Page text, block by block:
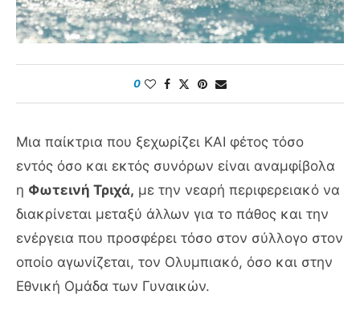
0
Μια παίκτρια που ξεχωρίζει ΚΑΙ φέτος τόσο
εντός όσο και εκτός συνόρων είναι αναμφίβολα
η Φωτεινή Τριχά, με την νεαρή περιφερειακό να
διακρίνεται μεταξύ άλλων για το πάθος και την
ενέργεια που προσφέρει τόσο στον σύλλογο στον
οποίο αγωνίζεται, τον Ολυμπιακό, όσο και στην
Εθνική Ομάδα των Γυναικών.